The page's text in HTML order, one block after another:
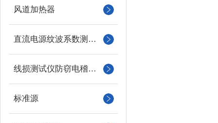
风道加热器
直流电源纹波系数测试仪
线损测试仪防窃电稽查仪
标准源